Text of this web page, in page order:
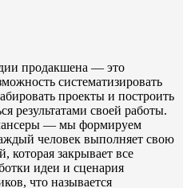
продакшена — это
систематизировать
проекты и построить
результатами своей работы.
— мы формируем
человек выполняет свою
которая закрывает все
идеи и сценария
что называется